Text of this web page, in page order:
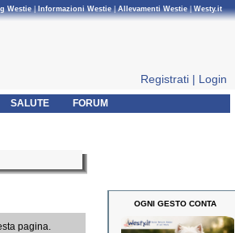
Westie| Informazioni Westie|Allevamenti Westie|Westy.it
Registrati | Login
SALUTE FORUM
pagina.
OGNI GESTO CONTA